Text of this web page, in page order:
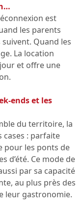
est
les parents
Quand les
La location
et offre une
ends et les
du territoire, la
cases : parfaite
pour les ponts de
d’été. Ce mode de
par sa capacité
au plus près des
leur gastronomie.